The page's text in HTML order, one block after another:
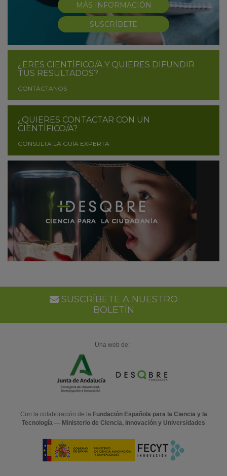
MÁS INFORMACIÓN
SUSCRÍBETE
¿ERES CIENTÍFICO/A Y QUIERES DIFUNDIR
TUS RESULTADOS?
CONTÁCTANOS
¿QUIERES CONTACTAR CON UN
CIENTÍFICO/A?
CONSULTA LA GUÍA EXPERTA
SUSCRÍBETE A NUESTRO
BOLETÍN
Una web de:
Con la colaboración de la Fundación Española para la Ciencia y la
Tecnología — Ministerio de Ciencia, Innovación y Universidades